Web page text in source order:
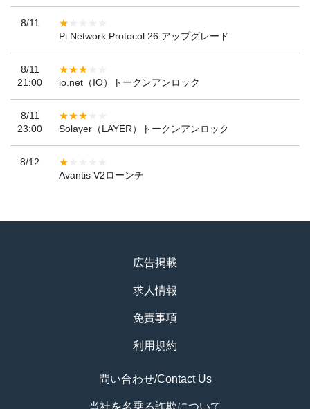
8/11
Pi Network:Protocol 26 アップグレード
8/11
21:00
io.net（IO）トークンアンロック
8/11
23:00
Solayer（LAYER）トークンアンロック
8/12
Avantis V2ローンチ
広告掲載
求人情報
免責事項
利用規約
問い合わせ/Contact Us
当社を名乗る詐欺について